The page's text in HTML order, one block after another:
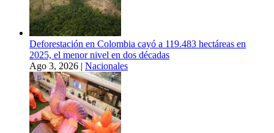
Deforestación en Colombia cayó a 119.483 hectáreas en
2025, el menor nivel en dos décadas
Ago 3, 2026 | Nacionales